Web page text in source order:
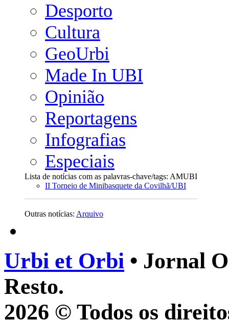
Desporto
Cultura
GeoUrbi
Made In UBI
Opinião
Reportagens
Infografias
Especiais
Lista de notícias com as palavras-chave/tags: AMUBI
II Torneio de Minibasquete da Covilhã/UBI
Outras notícias: Arquivo
Urbi et Orbi • Jornal
Resto.
2026 © Todos os